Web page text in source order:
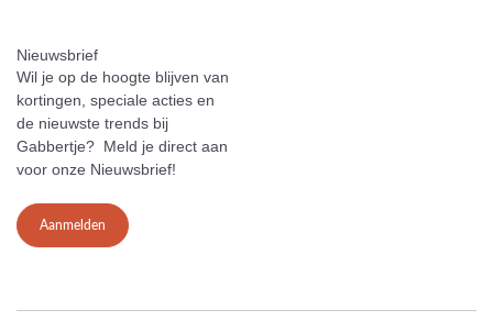
Nieuwsbrief
Wil je op de hoogte blijven van
kortingen, speciale acties en
de nieuwste trends bij
Gabbertje? Meld je direct aan
voor onze Nieuwsbrief!
Aanmelden